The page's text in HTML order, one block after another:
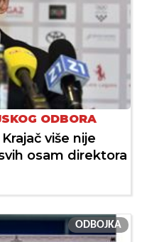
ODBORA
više nije
osam direktora
ODBOJKA